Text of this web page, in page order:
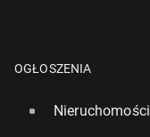
OGŁOSZENIA
Nieruchomości